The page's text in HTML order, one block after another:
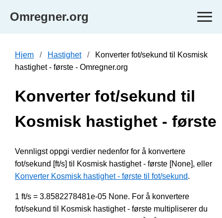
Omregner.org
Hjem Hastighet
Konverter fot/sekund til Kosmisk
hastighet - første - Omregner.org
Konverter fot/sekund til
Kosmisk hastighet - første
Vennligst oppgi verdier nedenfor for å konvertere
fot/sekund [ft/s] til Kosmisk hastighet - første [None], eller
Konverter Kosmisk hastighet - første til fot/sekund.
1 ft/s = 3.8582278481e-05 None. For å konvertere
fot/sekund til Kosmisk hastighet - første multipliserer du